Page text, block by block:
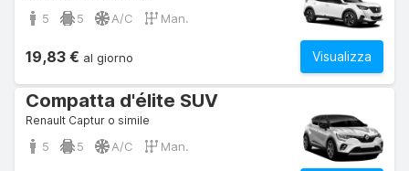
5 5 A/C Man.
Visualizza
19,83 € al giorno
Compatta d'élite SUV
Renault Captur o simile
5 5 A/C Man.